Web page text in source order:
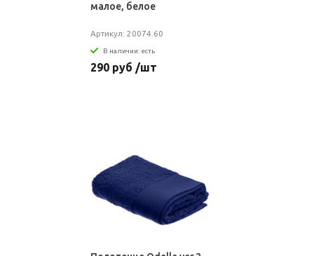
малое, белое
Артикул: 20074.60
В наличии: есть
290 руб /шт